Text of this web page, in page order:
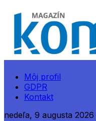
Môj profil
GDPR
Kontakt
nedeľa, 9 augusta 2026